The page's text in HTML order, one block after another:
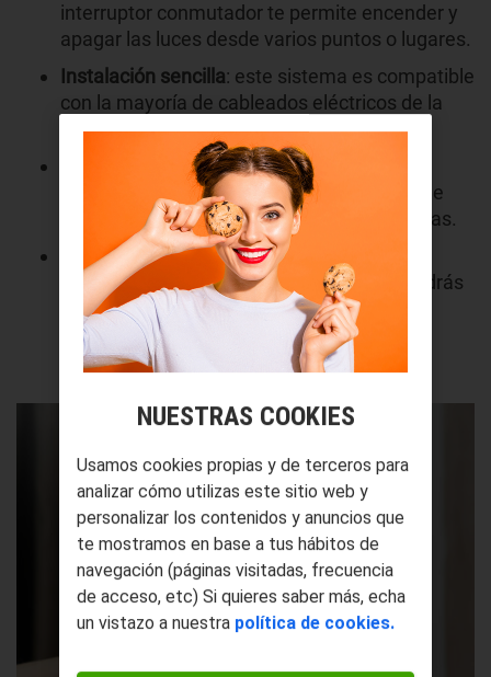
interruptor conmutador te permite encender y
apagar las luces desde varios puntos o lugares.
Instalación sencilla: este sistema es compatible
con la mayoría de cableados eléctricos de la
vivienda.
: suele estar fabricado con
materiales altamente resistentes, por lo que
podrás darle mucho uso sin riesgo de averías.
Compatibilidad: existen varios modelos de
interruptores conmutadores, por lo que podrás
elegir el que mejor se adapte al
tipo de bombilla
que tengas en casa.
NUESTRAS COOKIES
Usamos cookies propias y de terceros para
analizar cómo utilizas este sitio web y
personalizar los contenidos y anuncios que
te mostramos en base a tus hábitos de
navegación (páginas visitadas, frecuencia
de acceso, etc) Si quieres saber más, echa
un vistazo a nuestra política de cookies.